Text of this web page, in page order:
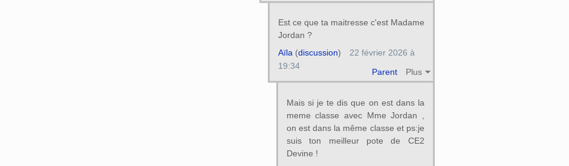
Est ce que ta maitresse c'est Madame
Jordan ?
Parent Plus
Aïla (discussion)
22 février 2026 à
19:34
Mais si je te dis que on est dans la
meme classe avec Mme Jordan ,
on est dans la même classe et ps:je
suis ton meilleur pote de CE2
Devine !